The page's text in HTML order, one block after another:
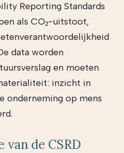
Reporting Standards
als CO₂-uitstoot,
data worden
en moeten
inzicht in
onderneming op mens
van de CSRD